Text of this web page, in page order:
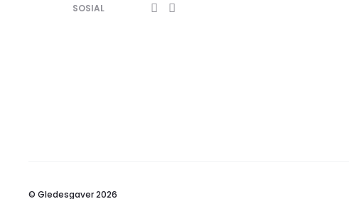
SOSIAL
© Gledesgaver 2026